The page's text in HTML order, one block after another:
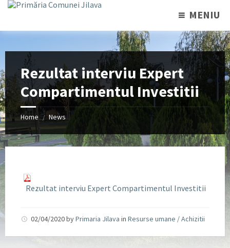
MENIU
Rezultat interviu Expert
Compartimentul Investitii
Home / News
Rezultat interviu Expert Compartimentul Investitii
02/04/2020byPrimaria Jilava in Resurse umane / Achizitii